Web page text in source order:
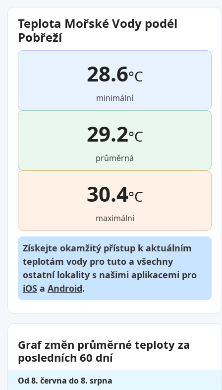
Teplota Mořské Vody podél
Pobřeží
28.6°C
minimální
29.2°C
průměrná
30.4°C
maximální
Získejte okamžitý přístup k aktuálním
teplotám vody pro tuto a všechny
ostatní lokality s našimi aplikacemi pro
iOS a Android.
Graf změn průměrné teploty za
posledních 60 dní
Od 8. června do 8. srpna